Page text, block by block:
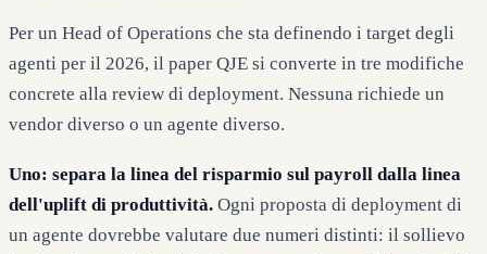
Per un Head of Operations che sta definendo i target degli
agenti per il 2026, il paper QJE si converte in tre modifiche
concrete alla review di deployment. Nessuna richiede un
vendor diverso o un agente diverso.
Uno: separa la linea del risparmio sul payroll dalla linea
dell'uplift di produttività. Ogni proposta di deployment di
un agente dovrebbe valutare due numeri distinti: il sollievo